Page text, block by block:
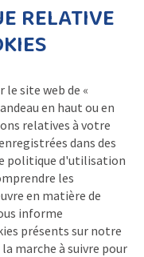
RELATIVE
le site web de «
en haut ou en
relatives à votre
dans des
politique d'utilisation
les
en matière de
informe
présents sur notre
marche à suivre pour